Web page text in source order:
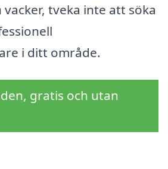
tveka inte att söka
i ditt område.
gratis och utan